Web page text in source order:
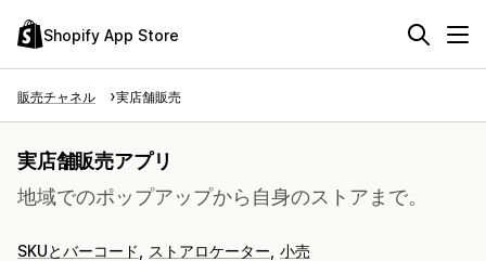
Shopify App Store
販売チャネル 実店舗販売
実店舗販売アプリ
地域でのポップアップから自身のストアまで。
SKUとバーコード ストアロケーター 小売